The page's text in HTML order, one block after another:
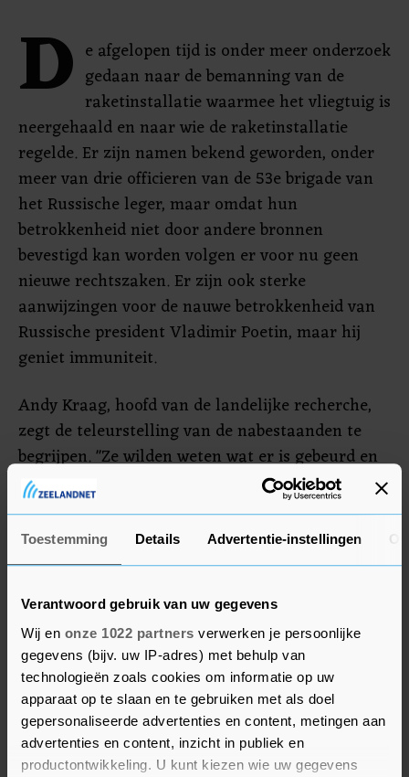
Toestemming Details Advertentie-instellingen
Verantwoord gebruik van uw gegevens
Wij en onze 1022 partners verwerken je persoonlijke
gegevens (bijv. uw IP-adres) met behulp van
technologieën zoals cookies om informatie op uw
apparaat op te slaan en te gebruiken met als doel
gepersonaliseerde advertenties en content, metingen aan
advertenties en content, inzicht in publiek en
productontwikkeling. U kunt kiezen wie uw gegevens
D e afgelopen tijd is onder meer onderzoek
gedaan naar de bemanning van de
raketinstallatie waarmee het vliegtuig is
neergehaald en naar wie de raketinstallatie
regelde. Er zijn namen bekend geworden, onder
meer van drie officieren van de 53e brigade van
het Russische leger, maar omdat hun
betrokkenheid niet door andere bronnen
bevestigd kan worden volgen er voor nu geen
nieuwe rechtszaken. Er zijn ook sterke
aanwijzingen voor de nauwe betrokkenheid van
Russische president Vladimir Poetin, maar hij
geniet immuniteit.
Andy Kraag, hoofd van de landelijke recherche,
zegt de teleurstelling van de nabestaanden te
begrijpen. "Ze wilden weten wat er is gebeurd en
waarom het is gebeurd. Het antwoord op de
vraag 'waarom' blijft liggen in Rusland." Wel zijn
ze volgens hem ook dankbaar voor het werk dat
is gedaan. "Het was erg emotioneel voor de
Ministerie."